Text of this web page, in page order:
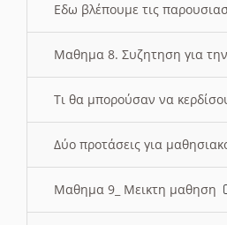
Εδω βλέπουμε τις
Μαθημα 8. Συζητηση για την
Τι θα μπορούσαν να
Δύο προτάσεις για
Μαθημα 9_ Μεικτη μαθηση